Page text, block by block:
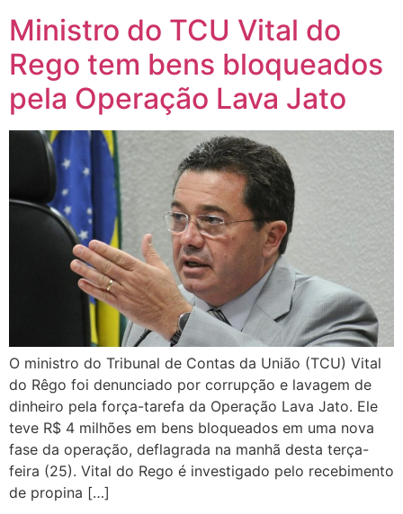
Ministro do TCU Vital do
Rego tem bens bloqueados
pela Operação Lava Jato
O ministro do Tribunal de Contas da União (TCU) Vital
do Rêgo foi denunciado por corrupção e lavagem de
dinheiro pela força-tarefa da Operação Lava Jato. Ele
teve R$ 4 milhões em bens bloqueados em uma nova
fase da operação, deflagrada na manhã desta terça-
feira (25). Vital do Rego é investigado pelo recebimento
de propina […]